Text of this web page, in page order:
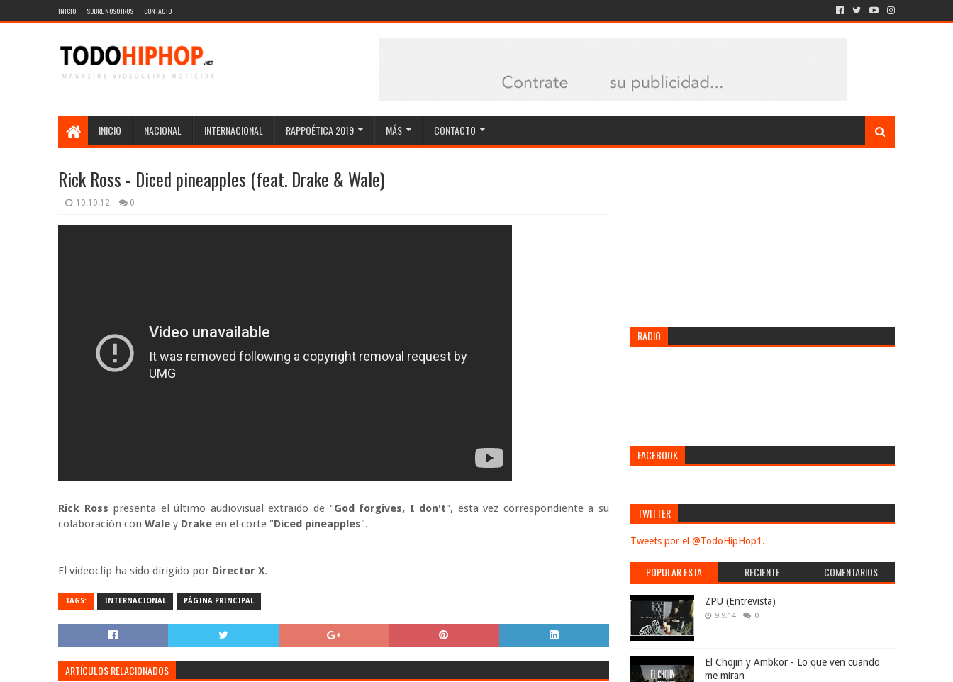
INICIO SOBRE NOSOTROS CONTACTO
INICIO NACIONAL INTERNACIONAL RAPPOÉTICA 2019 MÁS CONTACTO
Rick Ross - Diced pineapples (feat. Drake & Wale)
10.10.12 0
Rick Ross presenta el último audiovisual extraido de "God forgives, I don't", esta vez correspondiente a su
colaboración con Wale y Drake en el corte "Diced pineapples".
El videoclip ha sido dirigido por Director X.
TAGS: INTERNACIONAL PÁGINA PRINCIPAL
ARTÍCULOS RELACIONADOS
RADIO
FACEBOOK
TWITTER
Tweets por el @TodoHipHop1.
POPULAR ESTA
SEMANA
RECIENTE COMENTARIOS
ZPU (Entrevista)
9.9.14 0
El Chojin y Ambkor - Lo que ven cuando
me miran